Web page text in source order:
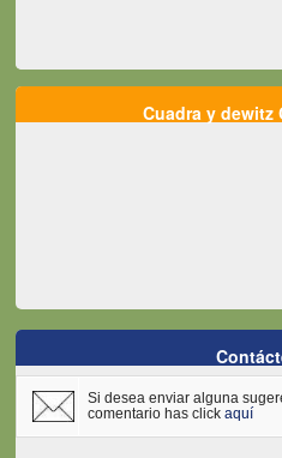
Cuadra y dewitz
Si desea enviar alguna
comentario has clickaquí